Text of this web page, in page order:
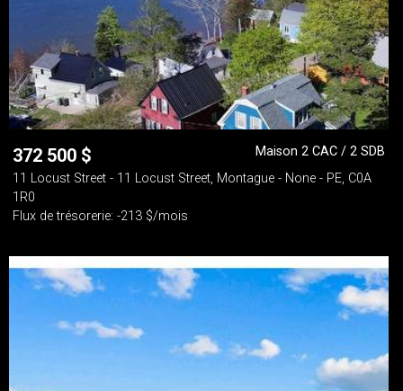
372 500 $
Maison 2 CAC / 2 SDB
11 Locust Street - 11 Locust Street, Montague - None - PE, C0A
1R0
Flux de trésorerie: -213 $/mois